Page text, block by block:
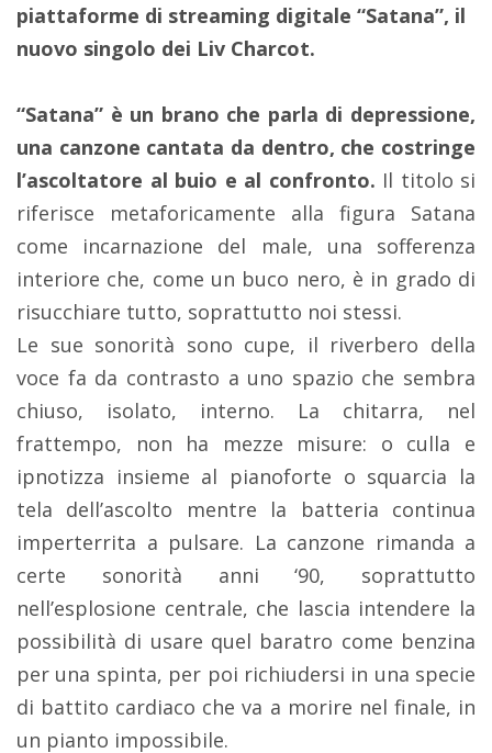
piattaforme di streaming digitale “Satana”, il
nuovo singolo dei Liv Charcot.
“Satana” è un brano che parla di depressione,
una canzone cantata da dentro, che costringe
l’ascoltatore al buio e al confronto. Il titolo si
riferisce metaforicamente alla figura Satana
come incarnazione del male, una sofferenza
interiore che, come un buco nero, è in grado di
risucchiare tutto, soprattutto noi stessi.
Le sue sonorità sono cupe, il riverbero della
voce fa da contrasto a uno spazio che sembra
chiuso, isolato, interno. La chitarra, nel
frattempo, non ha mezze misure: o culla e
ipnotizza insieme al pianoforte o squarcia la
tela dell’ascolto mentre la batteria continua
imperterrita a pulsare. La canzone rimanda a
certe sonorità anni ‘90, soprattutto
nell’esplosione centrale, che lascia intendere la
possibilità di usare quel baratro come benzina
per una spinta, per poi richiudersi in una specie
di battito cardiaco che va a morire nel finale, in
un pianto impossibile.